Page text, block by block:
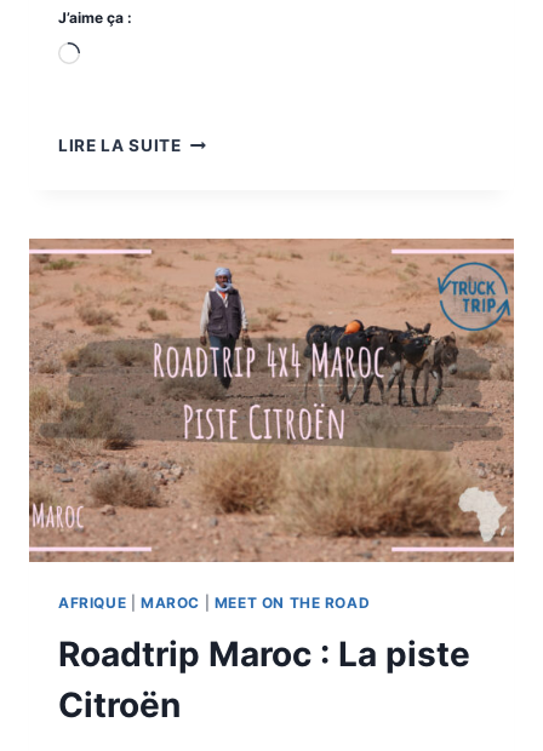
J’aime ça :
Chargement…
LIRE LA SUITEROADTRIP
PASS
EL
MHARECH
AFRIQUE MAROC MEET ON THE ROAD
Roadtrip Maroc : La piste
Citroën